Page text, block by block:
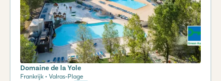
Domaine de la Yole
Frankrijk • Valras-Plage